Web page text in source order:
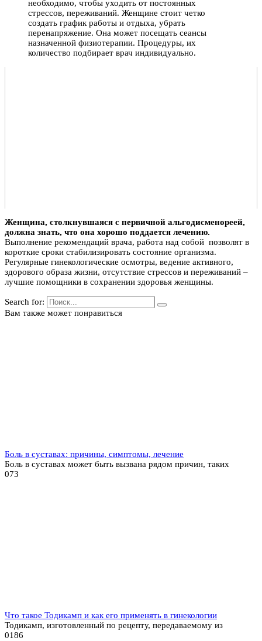
необходимо, чтобы уходить от постоянных
стрессов, переживаний. Женщине стоит четко
создать график работы и отдыха, убрать
перенапряжение. Она может посещать сеансы
назначенной физиотерапии. Процедуры, их
количество подбирает врач индивидуально.
Женщина, столкнувшаяся с первичной альгодисменореей,
должна знать, что она хорошо поддается лечению.
Выполнение рекомендаций врача, работа над собой позволят в
короткие сроки стабилизировать состояние организма.
Регулярные гинекологические осмотры, ведение активного,
здорового образа жизни, отсутствие стрессов и переживаний –
лучшие помощники в сохранении здоровья женщины.
Search for:
Вам также может понравиться
Боль в суставах: причины, симптомы, лечение
Боль в суставах может быть вызвана рядом причин, таких
073
Что такое Тодикамп и как его применять в гинекологии
Тодикамп, изготовленный по рецепту, передаваемому из
0186